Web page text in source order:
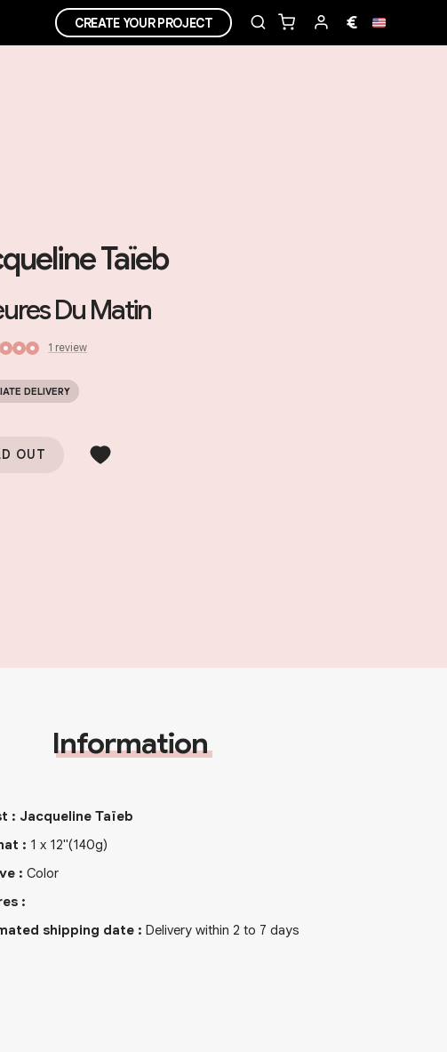
CREATE YOUR PROJECT €
Taïeb
Du Matin
1 review
DELIVERY
OUT
Information
: Jacqueline Taïeb
: 1 x 12"(140g)
: Color
:
shipping date: Delivery within 2 to 7 days